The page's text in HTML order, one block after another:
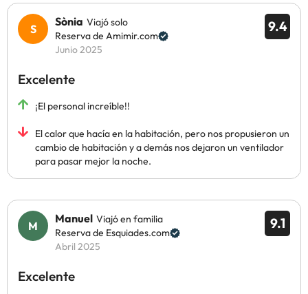
9.4
Sònia Viajó solo
Reserva de Amimir.com
Junio 2025
Excelente
¡El personal increíble!!
El calor que hacía en la habitación, pero nos propusieron un
cambio de habitación y a demás nos dejaron un ventilador
para pasar mejor la noche.
9.1
Manuel Viajó en familia
Reserva de Esquiades.com
Abril 2025
Excelente